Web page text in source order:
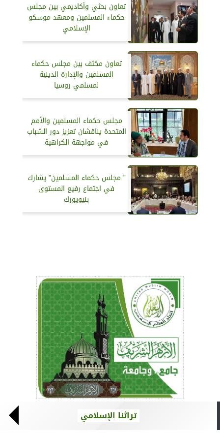
تعاون بحثي وأكاديمي بين مجلس
حكماء المسلمين ومعهد موسكو
الإسلامي
تعاون مكثف بين مجلس حكماء
المسلمين والإدارة الدينية
لمسلمي روسيا
مجلس حكماء المسلمين والأمم
المتحدة يناقشان تعزيز دور الشباب
في مواجهة الكراهية
” مجلس حكماء المسلمين” يشارك
في اجتماع رفيع المستوى
بنيويورك
تراثنا الإسلامي